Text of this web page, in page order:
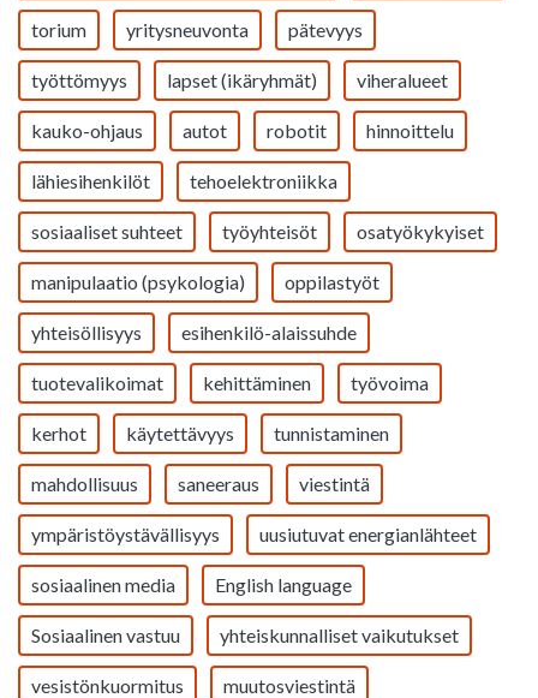
torium yritysneuvonta pätevyys
työttömyys lapset (ikäryhmät) viheralueet
kauko-ohjaus autot robotit hinnoittelu
lähiesihenkilöt tehoelektroniikka
sosiaaliset suhteet työyhteisöt osatyökykyiset
manipulaatio (psykologia) oppilastyöt
yhteisöllisyys esihenkilö-alaissuhde
tuotevalikoimat kehittäminen työvoima
kerhot käytettävyys tunnistaminen
mahdollisuus saneeraus viestintä
ympäristöystävällisyys uusiutuvat energianlähteet
sosiaalinen media English language
Sosiaalinen vastuu yhteiskunnalliset vaikutukset
vesistönkuormitus muutosviestintä